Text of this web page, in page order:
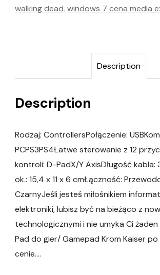
walking dead, windows 7 cena media
Description
Description
Rodzaj: ControllersPołączenie:
PCPS3PS4Łatwe sterowanie z 12
kontroli: D-PadX/Y AxisDługość kabla:
ok.: 15,4 x 11 x 6 cmŁączność:
CzarnyJeśli jesteś miłośnikiem
elektroniki, lubisz być na bieżąco z
technologicznymi i nie umyka Ci żaden
Pad do gier/ Gamepad Krom Kaiser po
cenie….